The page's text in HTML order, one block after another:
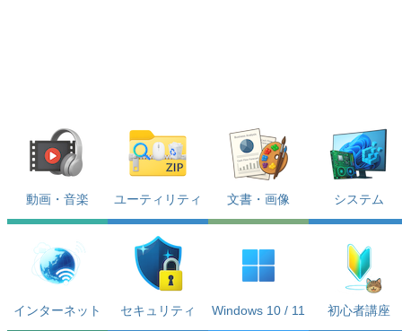
動画・音楽 ユーティリティ 文書・画像 システム
インターネット セキュリティ Windows 10 / 11 初心者講座